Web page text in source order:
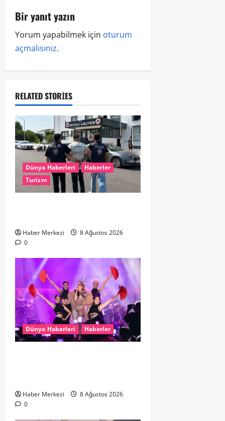
Bir yanıt yazın
Yorum yapabilmek için oturum
açmalısınız.
RELATED STORIES
Dünya Haberleri
Haberler
Turizm
Haber Merkezi
8 Ağustos 2026
0
Dünya Haberleri Haberler
Haber Merkezi
8 Ağustos 2026
0